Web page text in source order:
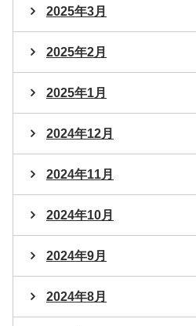
2025年3月
2025年2月
2025年1月
2024年12月
2024年11月
2024年10月
2024年9月
2024年8月